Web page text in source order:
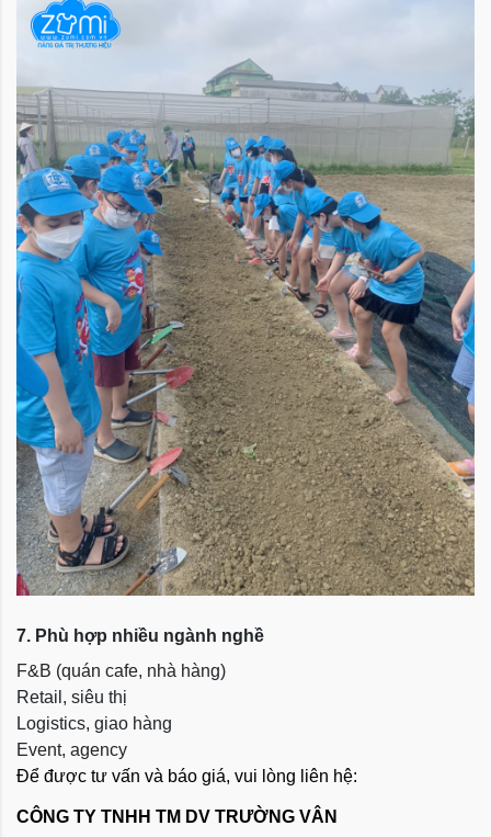
7. Phù hợp nhiều ngành nghề
F&B (quán cafe, nhà hàng)
Retail, siêu thị
Logistics, giao hàng
Event, agency
Để được tư vấn và báo giá, vui lòng liên hệ:
CÔNG TY TNHH TM DV TRƯỜNG VÂN